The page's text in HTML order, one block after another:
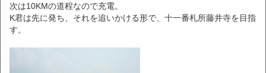
次は10KMの道程なので充電。
K君は先に発ち、それを追いかける形で、十一番札所藤井寺を目指
す。